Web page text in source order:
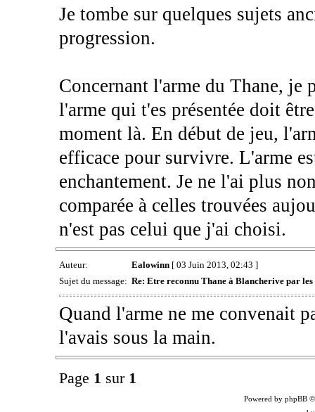
Je tombe sur quelques sujets
progression.
Concernant l'arme du Thane, je
l'arme qui t'es présentée doit
moment là. En début de jeu,
efficace pour survivre. L'arme
enchantement. Je ne l'ai plus
comparée à celles trouvées
n'est pas celui que j'ai choisi.
Auteur: Ealowinn[ 03 Juin 2013, 02:43 ]
Sujet du message: Re: Etre reconnu Thane à Blancherive par les
Quand l'arme ne me convenait
l'avais sous la main.
Page 1 sur 1
Powered by phpBB